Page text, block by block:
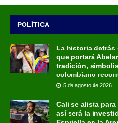
POLÍTICA
La historia detrás
que portará
tradición,
colombiano
5 de agosto de 2026
Cali se alista
así será la